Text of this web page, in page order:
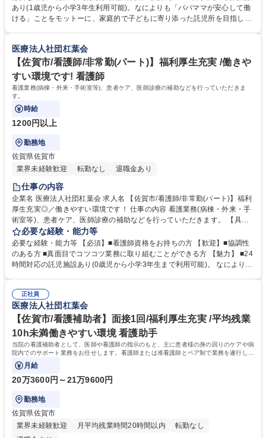
の手術において最短の入院期間を誇ります。地域密着型医療：地域に根ざ
した医療提供を行い、患者との信頼関係を築いています。 ※変更範囲：な
あり(1歳児から小学3年生利用可能)。なによりも「パパママが安心して働
ける」ことをモットーに、家庭的で子どもに寄り添った託児所を目指して
校、看護専門課程修了 以上 学歴・資格 学歴：大学院 大学 高専 短大 専修
学校 高校 語学力： 資格：
医療法人社団杠葉会
【佐賀市/看護師/非常勤(パート)】福利厚生充実 /働きや
すい環境です! 看護師
看護業務(病棟・外来・手術室等)、患者ケア、医師診療の補助などを行っていただきま
す。
時給
1200円以上
勤務地
佐賀県佐賀市
業界未経験歓迎
転勤なし 退職金あり
仕事の内容
企業名 医療法人社団杠葉会 求人名 【佐賀市/看護師/非常勤(パート)】福利
厚生充実◎／働きやすい環境です！ 仕事の内容 看護業務(病棟・外来・手
術室等)、患者ケア、医師診療の補助などを行っていただきます。 【具体
的には】 ご飯の準備、入浴補助、医師の病棟管理に沿って補助業務をお任
せいたします。 ※夜勤(深夜)の勤務が発生します(準夜手当、深夜手当の支
給あり) 募集職種 【佐賀市/看護師/非常勤(パート)】福利厚生充実◎／働き
やすい環境です！
必要な経験・能力等
必要な経験・能力等 【必須】■看護師資格をお持ちの方 【歓迎】■協調性
のある方 ■真面目でコツコツ業務に取り組むことができる方 【魅力】 ■24
時間対応の託児施設あり(0歳児から小学3年生まで利用可能)。 なによりも
※日曜・祝祭日も利用可能です！ 学歴・資格 学歴：大学院 大学 高専 短大
専修学校 高校 語学力： 資格：看護師
正社員
医療法人社団杠葉会
【佐賀市/看護補助者】面接1回/福利厚生充実 /平均残業
10h未満働きやすい環境 看護助手
当院の看護補助者として、医師や看護師の指示のもと、主に患者様の身の回りのケアや病
院内でのサポート業務をお任せします。看護師または准看護師とペア制で業務を遂行して
いただきます。
月給
20万3600円～21万9600円
勤務地
佐賀県佐賀市
業界未経験歓迎
月平均残業時間20時間以内
転勤なし